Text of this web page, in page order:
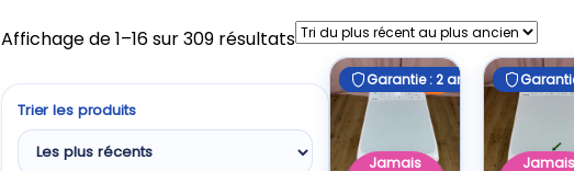
Affichage de 1–16 sur 309 résultatsTrié
plus
récent
au
Trier les produits
E
Garantie : 2 ans
Jamais
Garantie : 2 ans
Jamais